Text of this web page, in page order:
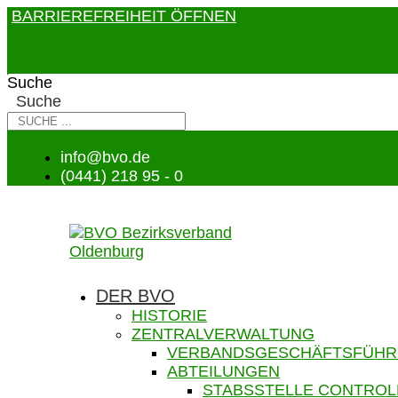
BARRIEREFREIHEIT ÖFFNEN
Suche
Suche
info@bvo.de
(0441) 218 95 - 0
DER BVO
HISTORIE
ZENTRALVERWALTUNG
ABTEILUNGEN
STABSSTELLE